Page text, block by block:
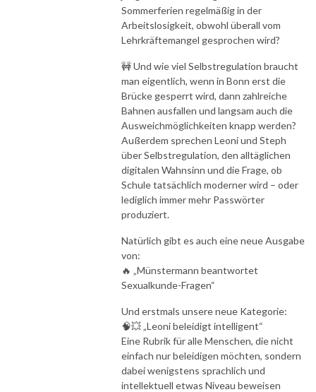
Sommerferien regelmäßig in der
Arbeitslosigkeit, obwohl überall vom
Lehrkräftemangel gesprochen wird?
🚧 Und wie viel Selbstregulation braucht
man eigentlich, wenn in Bonn erst die
Brücke gesperrt wird, dann zahlreiche
Bahnen ausfallen und langsam auch die
Ausweichmöglichkeiten knapp werden?
Außerdem sprechen Leoni und Steph
über Selbstregulation, den alltäglichen
digitalen Wahnsinn und die Frage, ob
Schule tatsächlich moderner wird – oder
lediglich immer mehr Passwörter
produziert.
Natürlich gibt es auch eine neue Ausgabe
von:
🔥 „Münstermann beantwortet
Sexualkunde-Fragen“
Und erstmals unsere neue Kategorie:
🧠💥 „Leoni beleidigt intelligent“
Eine Rubrik für alle Menschen, die nicht
einfach nur beleidigen möchten, sondern
dabei wenigstens sprachlich und
intellektuell etwas Niveau beweisen